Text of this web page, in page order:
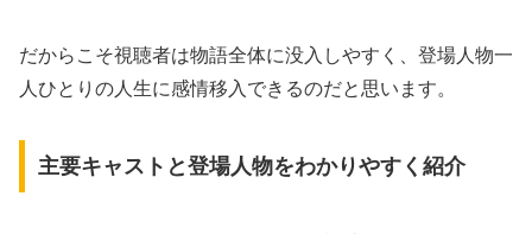
だからこそ視聴者は物語全体に没入しやすく、登場人物一
人ひとりの人生に感情移入できるのだと思います。
主要キャストと登場人物をわかりやすく紹介